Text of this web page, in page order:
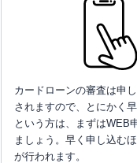
カードローンの審査は申
されますので、とにかく
という方は、まずはWEB
ましょう。早く申し込む
が行われます。